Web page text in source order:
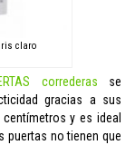
claro
correderas se
gracias a sus
y es ideal
puertas no tienen que